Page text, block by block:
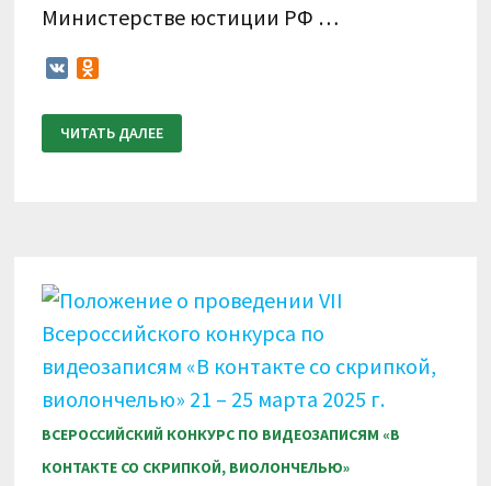
Министерстве юстиции РФ …
VK
О
ПРОВЕДЕНИИ
СКРИПКОЙ,
ВИОЛОНЧЕЛЬЮ»
–
ДЕКАБРЯ
2025
Г.
ЧИТАТЬ ДАЛЕЕ
ВСЕРОССИЙСКИЙ КОНКУРС ПО ВИДЕОЗАПИСЯМ «В
КОНТАКТЕ СО СКРИПКОЙ, ВИОЛОНЧЕЛЬЮ»